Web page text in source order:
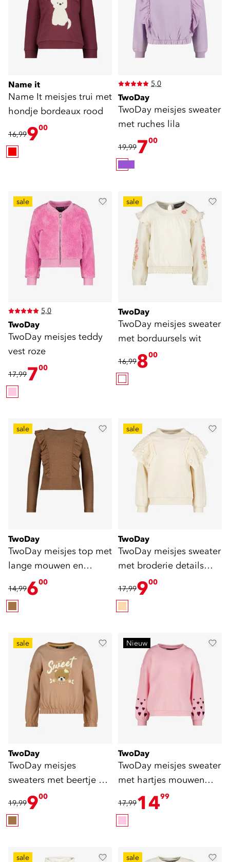
Name it
Name It meisjes trui met
hondje bordeaux rood
16,99900
5,0
TwoDay
TwoDay meisjes sweater
met ruches lila
19,99700
sale
5,0
TwoDay
TwoDay meisjes teddy
vest roze
17,99700
sale
TwoDay
TwoDay meisjes sweater
met borduursels wit
16,99800
sale
TwoDay
TwoDay meisjes top met
lange mouwen en
glitters bruin
14,99600
sale
TwoDay
TwoDay meisjes sweater
met broderie details
beige
17,99900
sale
TwoDay
TwoDay meisjes
sweaters met beertje en
kralen bruin
19,99900
Nieuw
TwoDay
TwoDay meisjes sweater
met hartjes mouwen
17,991499
sale sale